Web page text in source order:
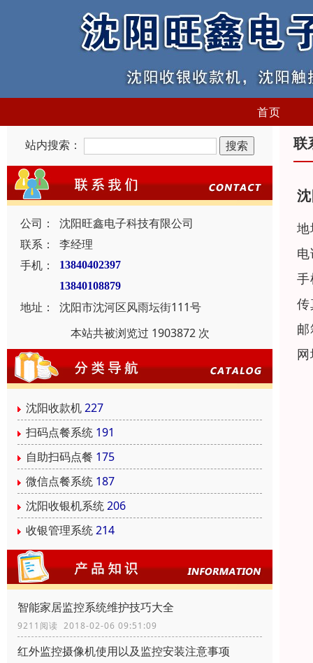
首页
站内搜索：
公司：
沈阳旺鑫电子科技有限公司
联系：
李经理
手机：
13840402397
13840108879
地址：
沈阳市沈河区风雨坛街111号
本站共被浏览过 1903872 次
沈阳收款机227
扫码点餐系统 191
自助扫码点餐 175
微信点餐系统 187
沈阳收银机系统206
收银管理系统214
智能家居监控系统维护技巧大全
9211阅读 2018-02-06 09:51:09
红外监控摄像机使用以及监控安装注意事项
联